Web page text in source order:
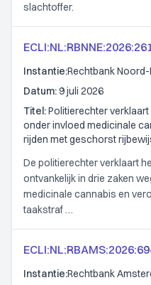
slachtoffer.
Instantie:Rechtbank
Datum:9 juli 2026
Titel:Politierechter
onder invloed medicinale
rijden met geschorst
De politierechter verklaart
ontvankelijk in drie zaken
medicinale cannabis en
taakstraf …
Instantie:Rechtbank